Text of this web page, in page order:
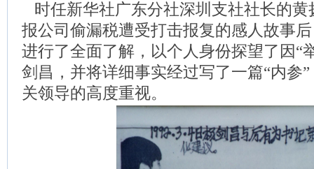
时任新华社广东分社深圳支社社长的黄
报公司偷漏税遭受打击报复的感人故事
进行了全面了解，以个人身份探望了因“
剑昌，并将详细事实经过写了一篇“内参
关领导的高度重视。